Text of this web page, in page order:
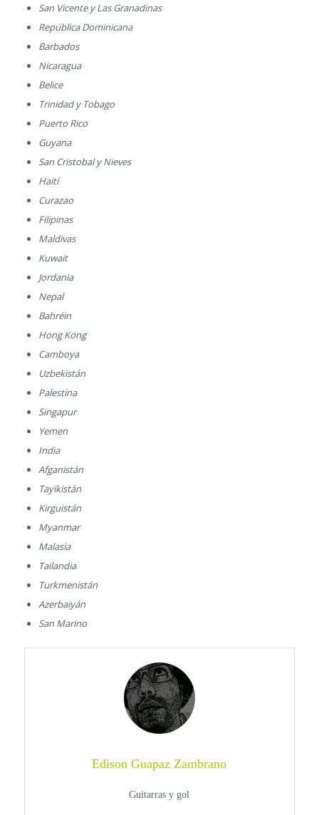
San Vicente y Las Granadinas
República Dominicana
Barbados
Nicaragua
Belice
Trinidad y Tobago
Puerto Rico
Guyana
San Cristobal y Nieves
Haití
Curazao
Filipinas
Maldivas
Kuwait
Jordania
Nepal
Bahréin
Hong Kong
Camboya
Uzbekistán
Palestina
Singapur
Yemen
India
Afganistán
Tayikistán
Kirguistán
Myanmar
Malasia
Tailandia
Turkmenistán
Azerbaiyán
San Marino
Edison Guapaz Zambrano
Guitarras y gol